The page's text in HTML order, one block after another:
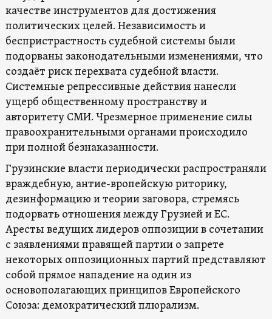
качестве инструментов для достижения
политических целей. Независимость и
беспристрастность судебной системы были
подорваны законодательными изменениями, что
создаёт риск перехвата судебной власти.
Системные репрессивные действия нанесли
ущерб общественному пространству и
авторитету СМИ. Чрезмерное применение силы
правоохранительными органами происходило
при полной безнаказанности.
Грузинские власти периодически распространяли
враждебную, антие-вропейскую риторику,
дезинформацию и теории заговора, стремясь
подорвать отношения между Грузией и ЕС.
Аресты ведущих лидеров оппозиции в сочетании
с заявлениями правящей партии о запрете
некоторых оппозиционных партий представляют
собой прямое нападение на один из
основополагающих принципов Европейского
Союза: демократический плюрализм.